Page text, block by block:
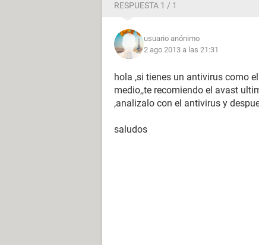
RESPUESTA 1 / 1
usuario anónimo
2 ago 2013 a las 21:31
hola ,si tienes un antivirus como
medio,,te recomiendo el avast
,analizalo con el antivirus y
saludos